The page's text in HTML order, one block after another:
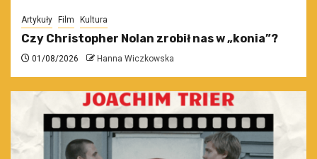
Artykuły Film Kultura
Czy Christopher Nolan zrobił nas w „konia”?
01/08/2026 Hanna Wiczkowska